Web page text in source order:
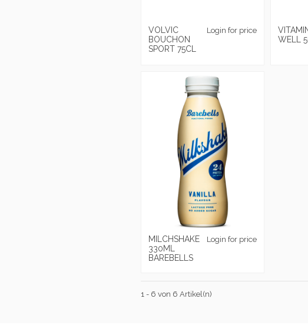
VOLVIC
BOUCHON
SPORT 75CL
Login for price
WELL
MILCHSHAKE
330ML
BAREBELLS
Login for price
1 - 6 von 6 Artikel(n)